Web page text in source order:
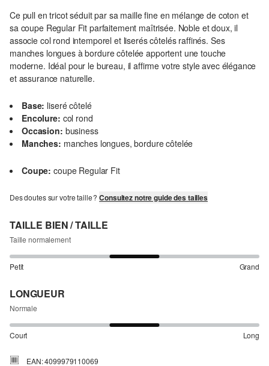
Ce pull en tricot séduit par sa maille fine en mélange de coton et
sa coupe Regular Fit parfaitement maîtrisée. Noble et doux, il
associe col rond intemporel et liserés côtelés raffinés. Ses
manches longues à bordure côtelée apportent une touche
moderne. Idéal pour le bureau, il affirme votre style avec élégance
et assurance naturelle.
Base: liseré côtelé
Encolure: col rond
Occasion: business
Manches: manches longues, bordure côtelée
Coupe: coupe Regular Fit
Des doutes sur votre taille ?Consultez notre guide des tailles
TAILLE BIEN / TAILLE
Taille normalement
Petit Grand
LONGUEUR
Normale
Court Long
EAN: 4099979110069